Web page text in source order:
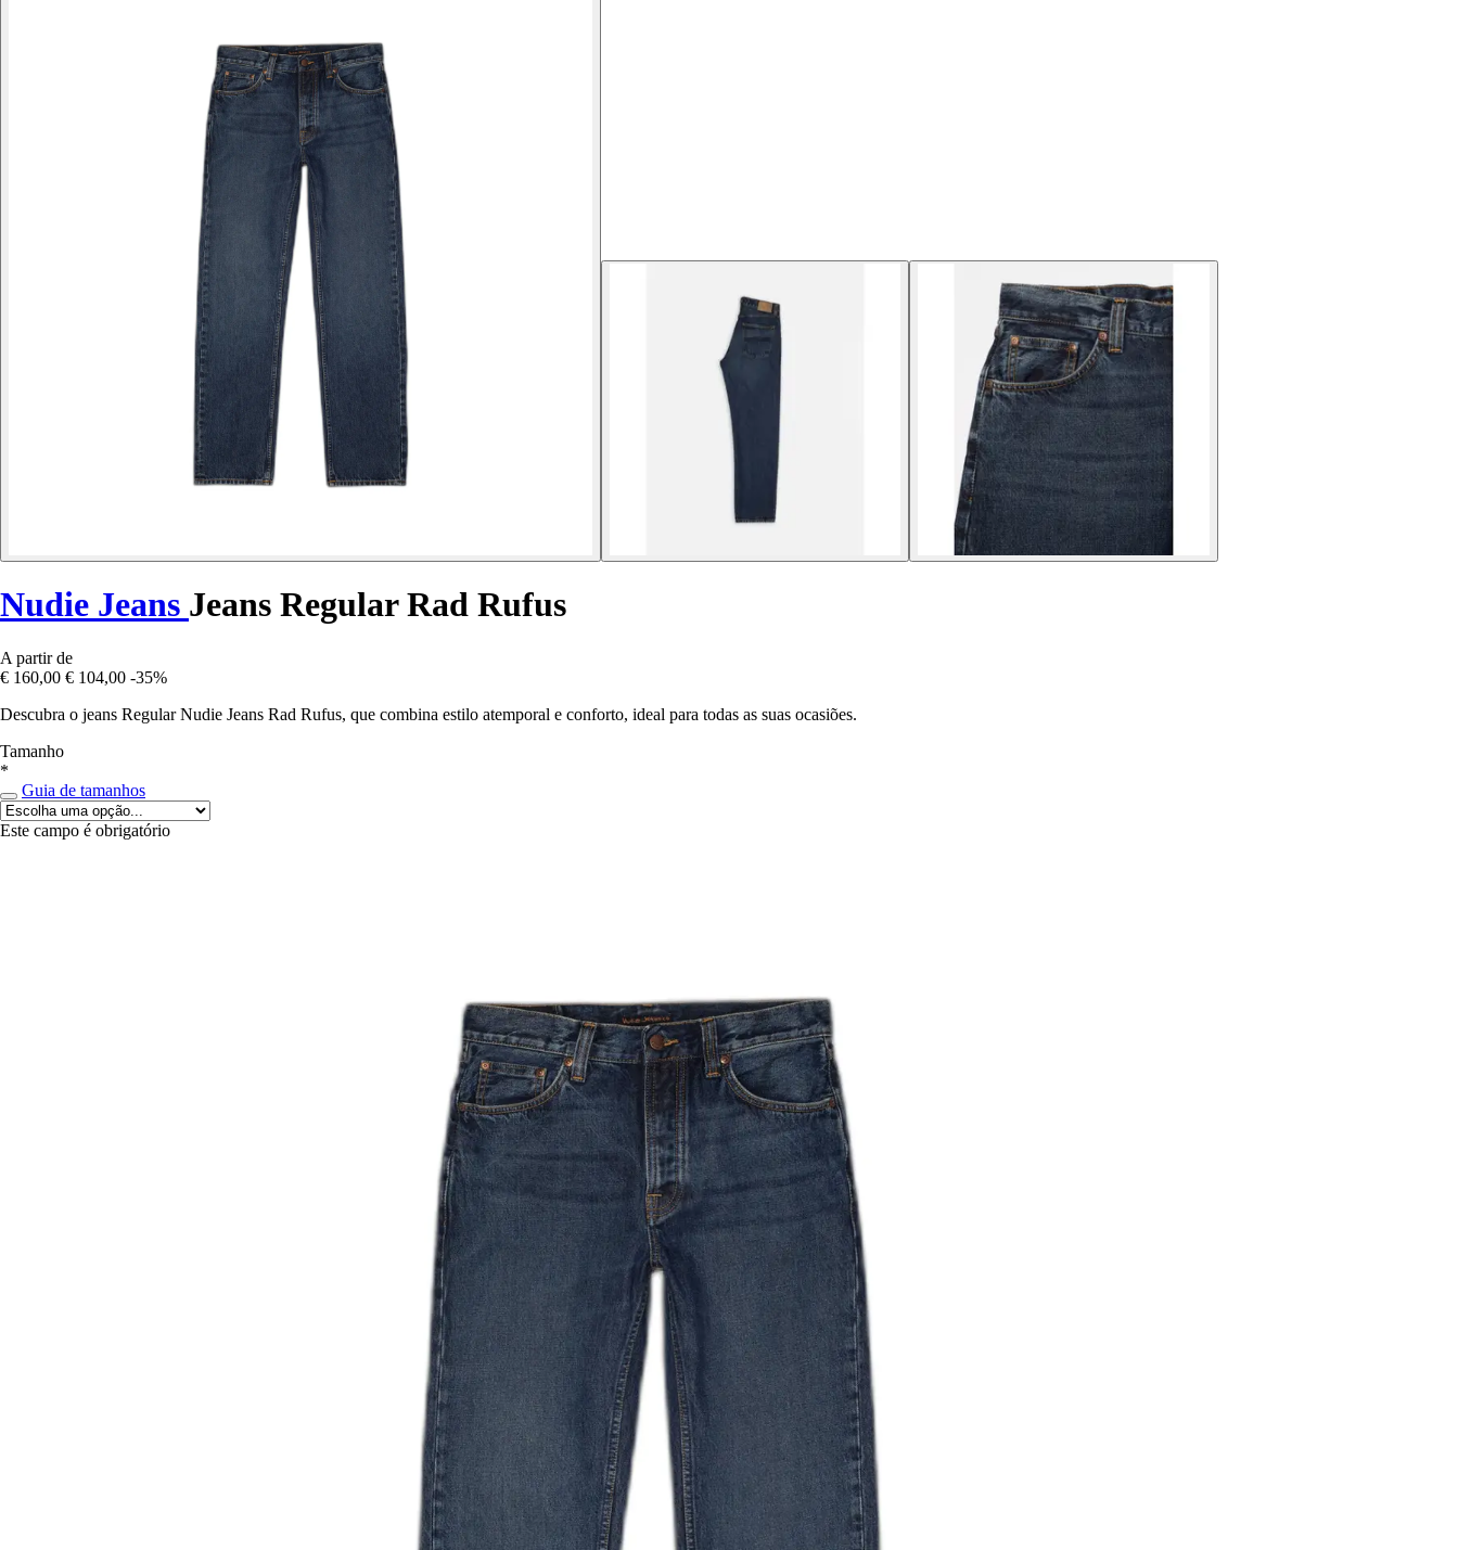
Nudie Jeans Jeans Regular Rad Rufus
A partir de
€ 160,00 € 104,00 -35%
Descubra o jeans Regular Nudie Jeans Rad Rufus, que combina estilo atemporal e conforto, ideal para todas as suas ocasiões.
Tamanho
*
Guia de tamanhos
Este campo é obrigatório